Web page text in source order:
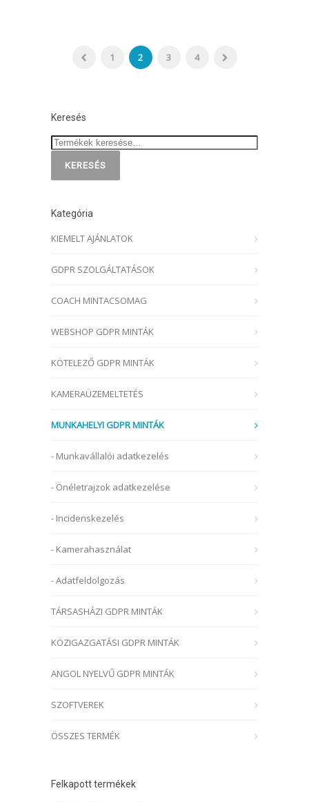
1 2 3 4
Keresés
KERESÉS
Kategória
KIEMELT AJÁNLATOK
GDPR SZOLGÁLTATÁSOK
COACH MINTACSOMAG
WEBSHOP GDPR MINTÁK
KÖTELEZŐ GDPR MINTÁK
KAMERAÜZEMELTETÉS
MUNKAHELYI GDPR MINTÁK
- Munkavállalói adatkezelés
- Önéletrajzok adatkezelése
- Incidenskezelés
- Kamerahasználat
- Adatfeldolgozás
TÁRSASHÁZI GDPR MINTÁK
KÖZIGAZGATÁSI GDPR MINTÁK
ANGOL NYELVŰ GDPR MINTÁK
SZOFTVEREK
ÖSSZES TERMÉK
Felkapott termékek